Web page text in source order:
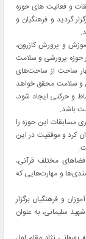
و فعالیت های حوزه
گردید و فرهنگیان و
و پرورش کازرون،
پرورشی و سلامت
ساحت از ساحت‌های
و سلامت محقق خواهد
و حرکتی ایجاد شود،
باشد.
مسابقات این حوزه را
کرد و موفقیت در این
مختلف قرآنی،
و مهارت‌هایی که
و فرهنگیان برگزار
سلیمانی، به عنوان